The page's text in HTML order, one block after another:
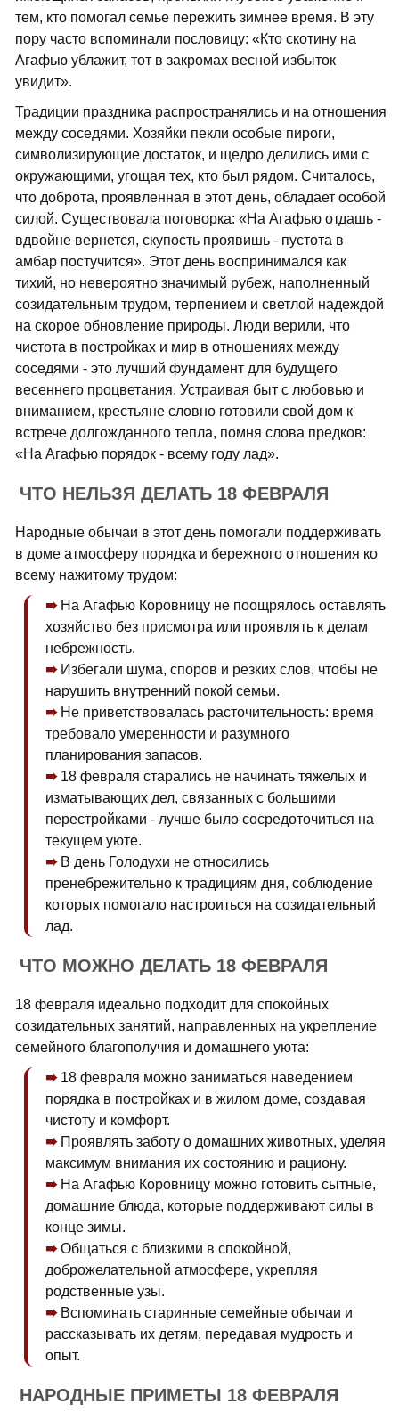
тем, кто помогал семье пережить зимнее время. В эту
пору часто вспоминали пословицу: «Кто скотину на
Агафью ублажит, тот в закромах весной избыток
увидит».
Традиции праздника распространялись и на отношения
между соседями. Хозяйки пекли особые пироги,
символизирующие достаток, и щедро делились ими с
окружающими, угощая тех, кто был рядом. Считалось,
что доброта, проявленная в этот день, обладает особой
силой. Существовала поговорка: «На Агафью отдашь -
вдвойне вернется, скупость проявишь - пустота в
амбар постучится». Этот день воспринимался как
тихий, но невероятно значимый рубеж, наполненный
созидательным трудом, терпением и светлой надеждой
на скорое обновление природы. Люди верили, что
чистота в постройках и мир в отношениях между
соседями - это лучший фундамент для будущего
весеннего процветания. Устраивая быт с любовью и
вниманием, крестьяне словно готовили свой дом к
встрече долгожданного тепла, помня слова предков:
«На Агафью порядок - всему году лад».
ЧТО НЕЛЬЗЯ ДЕЛАТЬ 18 ФЕВРАЛЯ
Народные обычаи в этот день помогали поддерживать
в доме атмосферу порядка и бережного отношения ко
всему нажитому трудом:
На Агафью Коровницу не поощрялось оставлять
хозяйство без присмотра или проявлять к делам
небрежность.
Избегали шума, споров и резких слов, чтобы не
нарушить внутренний покой семьи.
Не приветствовалась расточительность: время
требовало умеренности и разумного
планирования запасов.
18 февраля старались не начинать тяжелых и
изматывающих дел, связанных с большими
перестройками - лучше было сосредоточиться на
текущем уюте.
В день Голодухи не относились
пренебрежительно к традициям дня, соблюдение
которых помогало настроиться на созидательный
лад.
ЧТО МОЖНО ДЕЛАТЬ 18 ФЕВРАЛЯ
18 февраля идеально подходит для спокойных
созидательных занятий, направленных на укрепление
семейного благополучия и домашнего уюта:
18 февраля можно заниматься наведением
порядка в постройках и в жилом доме, создавая
чистоту и комфорт.
Проявлять заботу о домашних животных, уделяя
максимум внимания их состоянию и рациону.
На Агафью Коровницу можно готовить сытные,
домашние блюда, которые поддерживают силы в
конце зимы.
Общаться с близкими в спокойной,
доброжелательной атмосфере, укрепляя
родственные узы.
Вспоминать старинные семейные обычаи и
рассказывать их детям, передавая мудрость и
опыт.
НАРОДНЫЕ ПРИМЕТЫ 18 ФЕВРАЛЯ